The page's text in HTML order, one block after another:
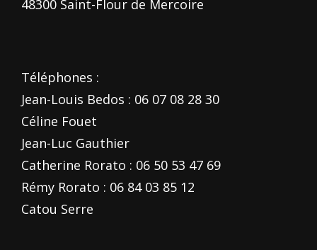
48300 Saint-Flour de Mercoire
Téléphones :
Jean-Louis Bedos : 06 07 08 28 30
Céline Fouet
Jean-Luc Gauthier
Catherine Rorato : 06 50 53 47 69
Rémy Rorato : 06 84 03 85 12
Catou Serre